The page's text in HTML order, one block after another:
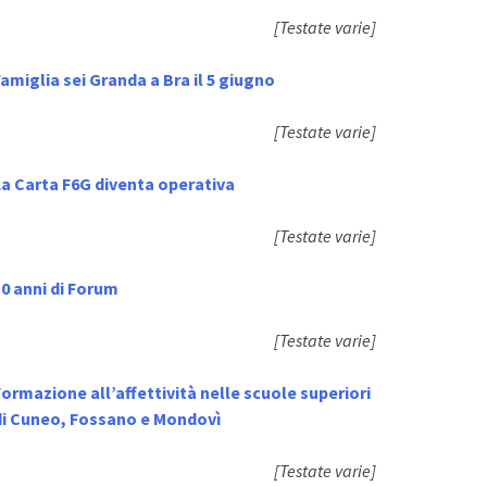
[Testate varie]
sei Granda a Bra il 5 giugno
[Testate varie]
Carta F6G diventa operativa
[Testate varie]
anni di Forum
[Testate varie]
all’affettività nelle scuole superiori
Cuneo, Fossano e Mondovì
[Testate varie]